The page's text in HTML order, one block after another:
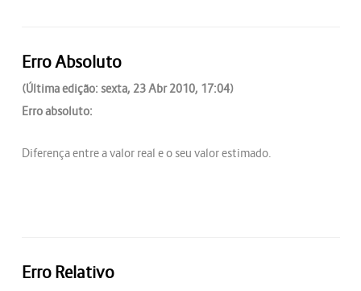
Erro Absoluto
(Última edição: sexta, 23 Abr 2010, 17:04)
Erro absoluto:
Diferença entre a valor real e o seu valor estimado.
Erro Relativo